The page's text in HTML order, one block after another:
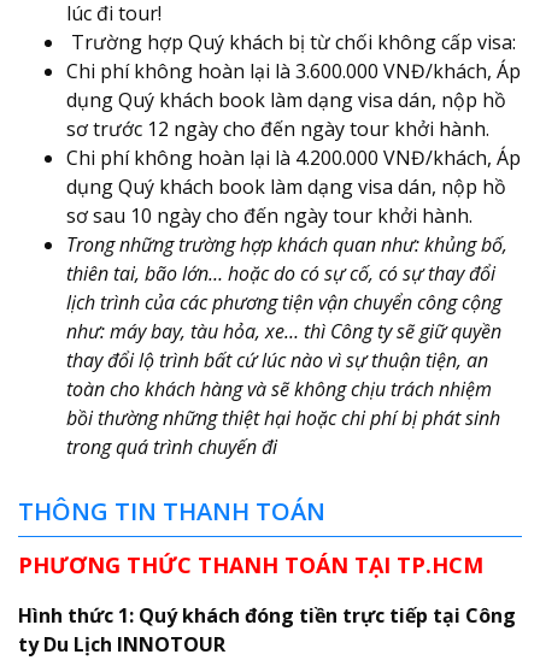
lúc đi tour!
Trường hợp Quý khách bị từ chối không cấp visa:
Chi phí không hoàn lại là 3.600.000 VNĐ/khách, Áp
dụng Quý khách book làm dạng visa dán, nộp hồ
sơ trước 12 ngày cho đến ngày tour khởi hành.
Chi phí không hoàn lại là 4.200.000 VNĐ/khách, Áp
dụng Quý khách book làm dạng visa dán, nộp hồ
sơ sau 10 ngày cho đến ngày tour khởi hành.
Trong những trường hợp khách quan như: khủng bố,
thiên tai, bão lớn… hoặc do có sự cố, có sự thay đổi
lịch trình của các phương tiện vận chuyển công cộng
như: máy bay, tàu hỏa, xe… thì Công ty sẽ giữ quyền
thay đổi lộ trình bất cứ lúc nào vì sự thuận tiện, an
toàn cho khách hàng và sẽ không chịu trách nhiệm
bồi thường những thiệt hại hoặc chi phí bị phát sinh
trong quá trình chuyến đi
THÔNG TIN THANH TOÁN
PHƯƠNG THỨC THANH TOÁN TẠI TP.HCM
Hình thức 1: Quý khách đóng tiền trực tiếp tại Công
ty Du Lịch INNOTOUR